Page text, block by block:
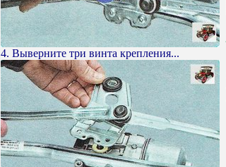
4. Выверните три винта крепления...